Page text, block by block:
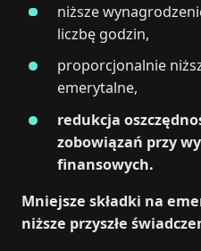
niższe
liczbę godzin,
proporcjonalnie
emerytalne,
redukcja
zobowiązań przy
finansowych.
Mniejsze składki na
niższe przyszłe